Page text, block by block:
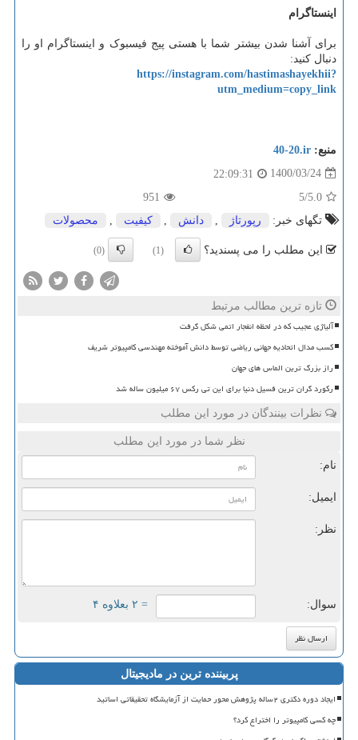
اینستاگرام
برای آشنا شدن بیشتر شما با هستی پیج فیسبوک و اینستاگرام او را
دنبال کنید:
https://instagram.com/hastimashayekhii?
utm_medium=copy_link
منبع: 40-20.ir
1400/03/24
22:09:31
5.0
/5
951
تگهای خبر:
رپورتاژ , دانش , كیفیت , محصولات
این مطلب را می پسندید؟ (1)
(0)
تازه ترین مطالب مرتبط
آلیاژی عجیب که در لحظه انفجار اتمی شکل گرفت
کسب مدال اتحادیه جهانی ریاضی توسط دانش آموخته مهندسی کامپیوتر شریف
راز بزرگ ترین الماس های جهان
رکورد گران ترین فسیل دنیا برای این تی رکس ۶۷ میلیون ساله شد
نظرات بینندگان در مورد این مطلب
نظر شما در مورد این مطلب
نام:
ایمیل:
نظر:
سوال: = ۲ بعلاوه ۴
پربیننده ترین در مادیجیتال
ایجاد دوره دکتری ۲ساله پژوهش محور حمایت از آزمایشگاه تحقیقاتی اساتید
چه کسی کامپیوتر را اختراع کرد؟